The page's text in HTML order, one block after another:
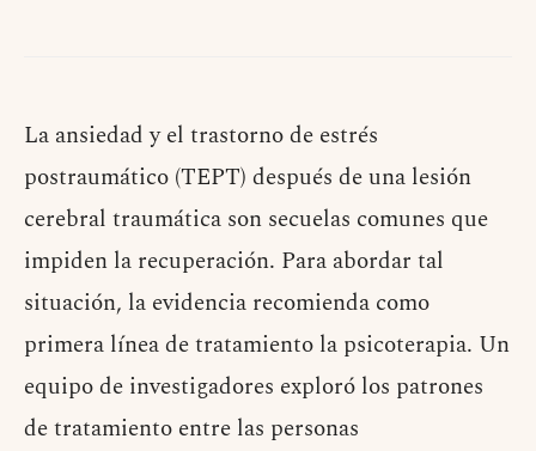
La ansiedad y el trastorno de estrés
postraumático (TEPT) después de una lesión
cerebral traumática son secuelas comunes que
impiden la recuperación. Para abordar tal
situación, la evidencia recomienda como
primera línea de tratamiento la psicoterapia. Un
equipo de investigadores exploró los patrones
de tratamiento entre las personas